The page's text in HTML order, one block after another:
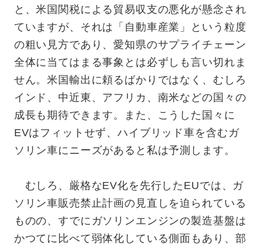
と、米国関税による貿易収支の悪化が懸念され
ていますが、それは「自動車産業」という粒度
の粗い見方であり、愛知県のサプライチェーン
全体に当てはまる事象とは必ずしも言い切れま
せん。米国輸出に頼るばかりではなく、むしろ
インド、中近東、アフリカ、南米などの国々の
成長も期待できます。また、こうした国々に
EVはフィットせず、ハイブリッド車を含むガ
ソリン車にニーズがあると私は予測します。
むしろ、厳格なEV化を先行したEUでは、ガ
ソリン車販売禁止計画の見直しを迫られている
ものの、すでにガソリンエンジンの製造基盤は
かつてに比べて弱体化している側面もあり、部